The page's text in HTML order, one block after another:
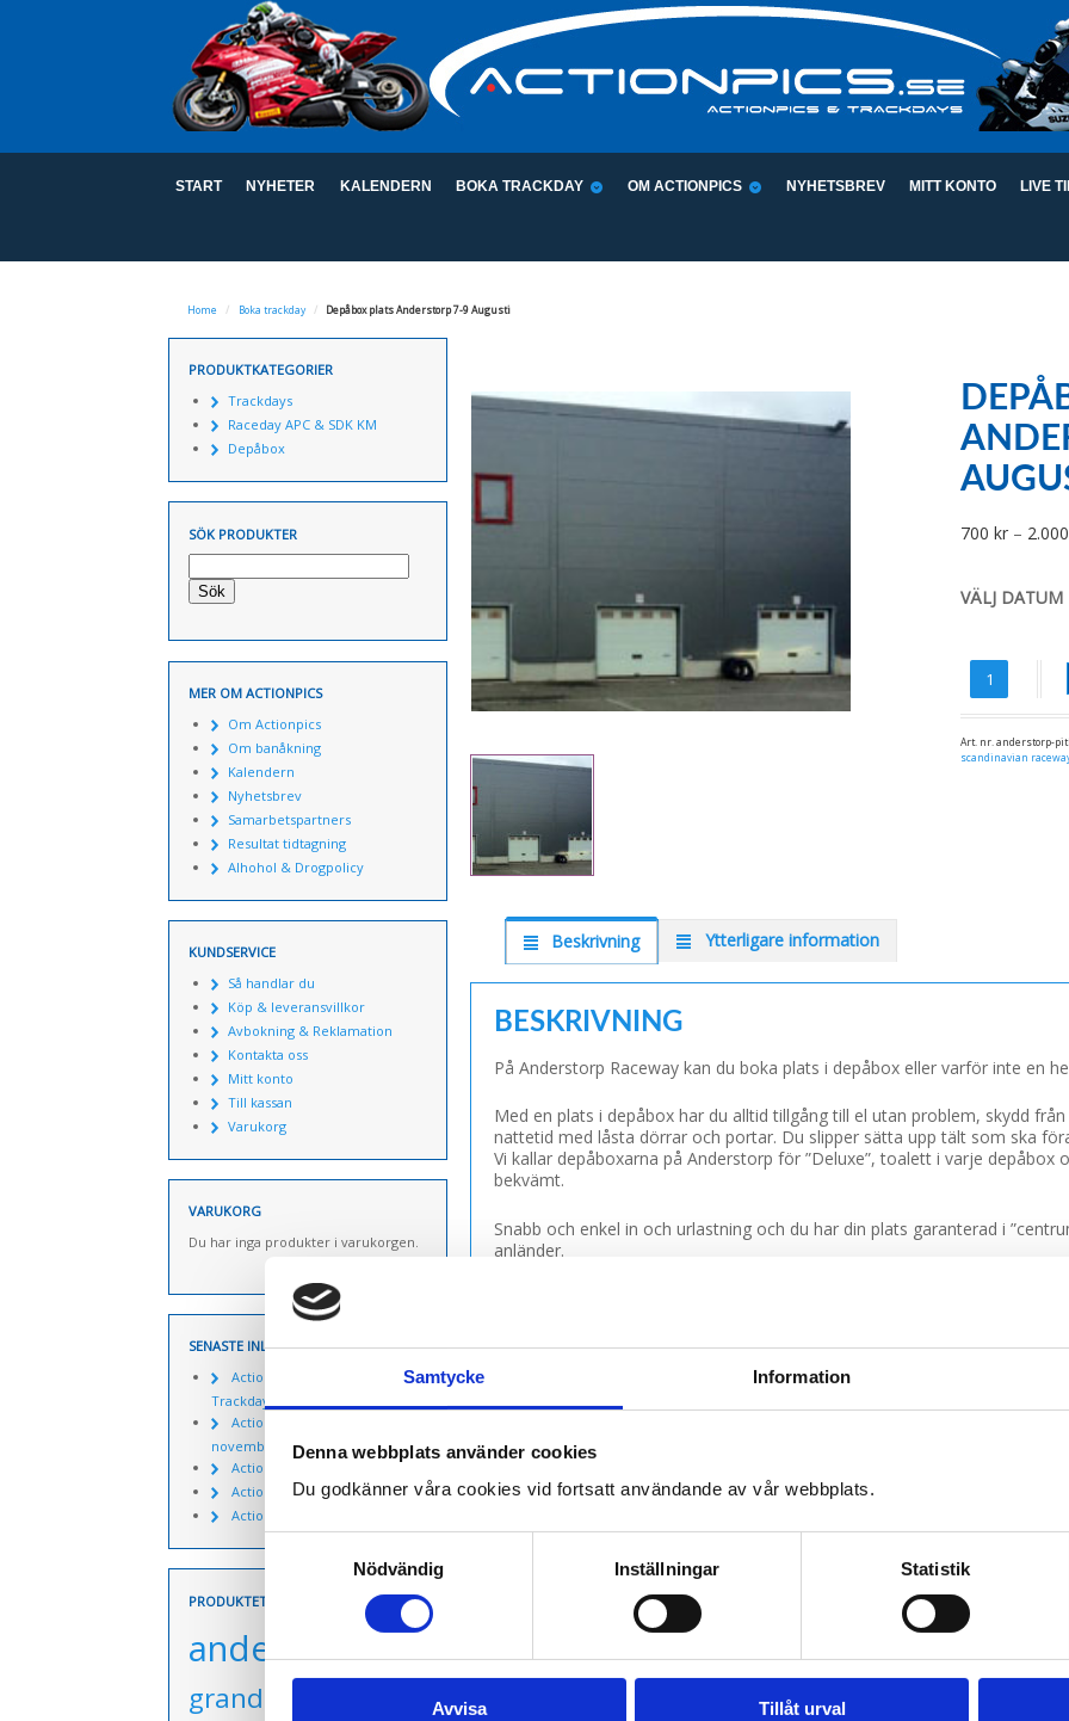
Samtycke Information
Denna webbplats använder cookies
Du godkänner våra cookies vid fortsatt användande av vår webbplats.
Samtyckesval
Nödvändig
Inställningar Statistik
Avvisa Tillåt urval
START NYHETER KALENDERN BOKA TRACKDAY OM ACTIONPICS NYHETSBREV MITT KONTO LIVE
Home / Boka trackday / Depåbox plats Anderstorp 7-9 Augusti
700kr –
VÄLJ DATUM
Antal
Art. nr.anderstorp-
scandinavian
Beskrivning Ytterligare information
BESKRIVNING
På Anderstorp Raceway kan du boka plats i depåbox eller varför inte en
Med en plats i depåbox har du alltid tillgång till el utan problem, skydd
nattetid med låsta dörrar och portar. Du slipper sätta upp tält som ska
Vi kallar depåboxarna på Anderstorp för ”Deluxe”, toalett i varje
bekvämt.
Snabb och enkel in och urlastning och du har din plats garanterad i
anländer.
OBS!!! Anderstorp depåboxar är dyrare än övriga motorbanor och en
st i boxen p.g.a. utrymningskrav och säkerhet från brandskyddsmyndighet.
Varje box är dessutom utrustad med egen toalett, trycklufts anslutning
uppvärmda.
DU KANSKE ÄVEN GILLAR…
PRODUKTKATEGORIER
Trackdays
Raceday APC & SDK KM
Depåbox
SÖK PRODUKTER
Sök
MER OM ACTIONPICS
Om Actionpics
Om banåkning
Kalendern
Nyhetsbrev
Samarbetspartners
Resultat tidtagning
Alhohol & Drogpolicy
KUNDSERVICE
Så handlar du
Köp & leveransvillkor
Avbokning & Reklamation
Kontakta oss
Mitt konto
Till kassan
Varukorg
VARUKORG
Du har inga produkter i varukorgen.
SENASTE INLÄGGEN
Actionpics 20 mars 2026 –
Trackday Alliance säsongen 2026
Actionpics nyheter 27
november
Actionpics nyheter 15 aug
Actionpics nyheter 3 nov
Actionpics nyheter 20 mars
PRODUKTETIKETTER
anderstorp
grand finale